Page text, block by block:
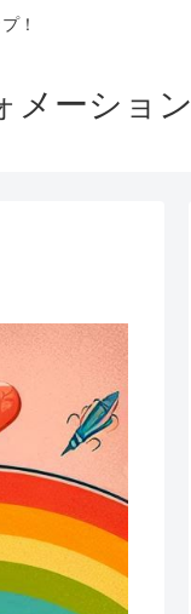
！
メーション